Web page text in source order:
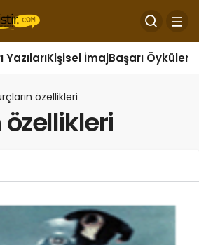
YazılarıKişisel İmajBaşarı Öyküleri
özellikleri
özellikleri